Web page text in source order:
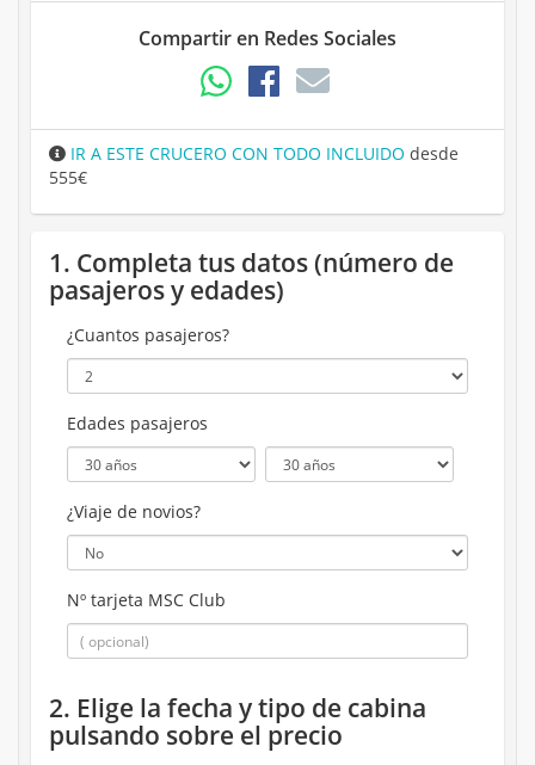
Compartir en Redes Sociales
IR A ESTE CRUCERO CON TODO INCLUIDO desde
555€
1. Completa tus datos (número de
pasajeros y edades)
¿Cuantos pasajeros?
Edades pasajeros
¿Viaje de novios?
Nº tarjeta MSC Club
2. Elige la fecha y tipo de cabina
pulsando sobre el precio